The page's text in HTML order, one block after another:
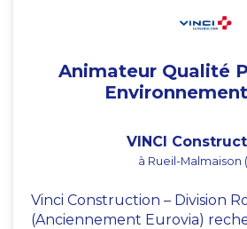
Animateur Qualité
VINCI
à Rueil-Malmaison
Vinci Construction – Division
(Anciennement Eurovia)